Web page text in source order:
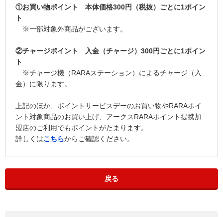
①お買い物ポイント 本体価格300円（税抜）ごとに1ポイン
ト
※一部対象外商品がございます。
②チャージポイント 入金（チャージ）300円ごとに1ポイン
ト
※チャージ機（RARAステーション）によるチャージ（入
金）に限ります。
上記のほか、ポイントサービスデーのお買い物やRARAポイ
ント対象商品のお買い上げ、アークスRARAポイント提携加
盟店のご利用でもポイントがたまります。
詳しくはこちらからご確認ください。
戻る